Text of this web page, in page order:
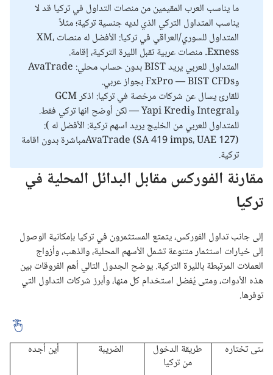
ما يناسب العرب المقيمين من منصات التداول في تركيا قد لا
يناسب المتداول التركي الذي لديه جنسية تركية؛ مثلاً
المتداول للسوري/العراقي في تركيا: الأفضل له منصات XM،
Exness. منصات عربية تقبل الليرة التركية، إقامة.
المتداول للعربي يريد BIST بدون حساب محلي: AvaTrade
وFxPro — BIST CFDs بجواز عربي.
للقارئ يسال عن شركات مرخصة في تركيا: اذكر GCM
وIntegral وYapi Kredi — لكن أوضح انها تركي فقط.
للمتداول للعربي من الخليج يريد اسهم تركية: الأفضل له ):
AvaTrade (SA 419 imps، UAE 127)مباشرة بدون اقامة
تركية.
مقارنة الفوركس مقابل البدائل المحلية في
تركيا
إلى جانب تداول الفوركس، يتمتع المستثمرون في تركيا بإمكانية الوصول
إلى خيارات استثمار متنوعة تشمل الأسهم المحلية، والذهب، وأزواج
العملات المرتبطة بالليرة التركية. يوضح الجدول التالي أهم الفروقات بين
هذه الأدوات، ومتى يُفضل استخدام كل منها، وأبرز شركات التداول التي
توفرها.
أين أجده الضريبة
طريقة الدخول
من تركيا
متى تختاره